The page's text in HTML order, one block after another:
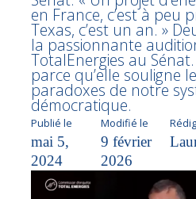
en France, c’est à peu
Texas, c’est un an. »
la passionnante
TotalEnergies au
parce qu’elle souligne
paradoxes de notre
démocratique.
Publié le
mai 5,
2024
Modifié le
9 février
2026